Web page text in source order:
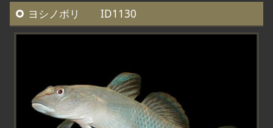
ヨシノボリ ID1130